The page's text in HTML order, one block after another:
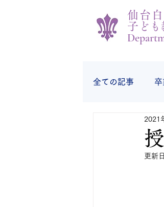
仙台
子ども
全ての記事 卒
学生の様子
2021
更新